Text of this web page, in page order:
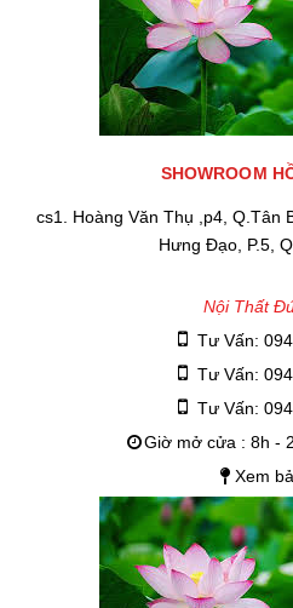
SHOWROOM
cs1. Hoàng Văn Thụ ,p4, Q.Tân
Hưng Đạo, P.5,
Nội Thất
Tư Vấn:
Tư Vấn:
Tư Vấn:
Giờ mở cửa : 8h -
Xem